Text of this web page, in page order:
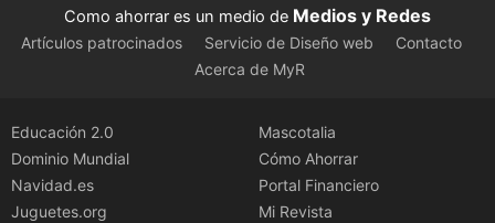
Como ahorrar es un medio de Medios y Redes
Artículos patrocinados Servicio de Diseño web
Contacto
Acerca de MyR
Educación 2.0
Dominio Mundial
Navidad.es
Juguetes.org
Mascotalia
Cómo Ahorrar
Portal Financiero
Mi Revista